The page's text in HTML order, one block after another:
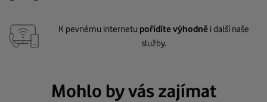
K pevnému internetu pořídíte výhodně i další naše
služby.
Mohlo by vás zajímat